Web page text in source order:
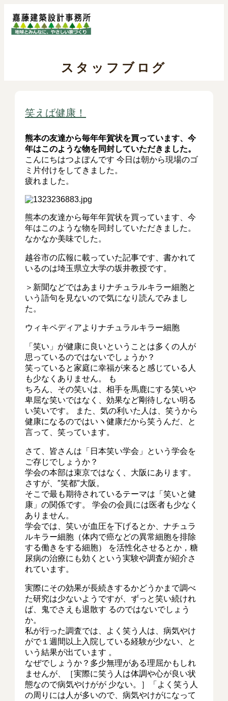
スタッフブログ
笑えば健康！
熊本の友達から毎年年賀状を買っています、今
年はこのような物を同封していただきました。
こんにちはつよぽんです 今日は朝から現場のゴ
ミ片付けをしてきました。
疲れました。
熊本の友達から毎年年賀状を買っています、今
年はこのような物を同封していただきました。
なかなか美味でした。
越谷市の広報に載っていた記事です、書かれて
いるのは埼玉県立大学の坂井教授です。
＞新聞などではあまりナチュラルキラー細胞と
いう語句を見ないので気になり読んでみまし
た。
ウィキペディアよりナチュラルキラー細胞
「笑い」が健康に良いということは多くの人が
思っているのではないでしょうか？
笑っていると家庭に幸福が来ると感じている人
も少なくありません。 も
ちろん、その笑いは、相手を馬鹿にする笑いや
卑屈な笑いではなく、効果など剛待しない明る
い笑いです。 また、気の利いた人は、笑うから
健康になるのではいヽ健康だから笑うんだ、と
言って、笑っています。
さて、皆さんは「日本笑い学会」という学会を
ご存じでしょうか？
学会の本部は束京ではなく、大阪にあります。
さすが、″笑都″大阪。
そこで最も期待されているテーマは「笑いと健
康」の関係です。 学会の会員には医者も少なく
ありません。
学会では、笑いが血圧を下げるとか、ナチュラ
ルキラー細胞（体内で癌などの異常細胞を排除
する働きをする細胞） を活性化させるとか，糖
尿病の治療にも効くという実験や調査が紹介さ
れています。
実際にその効果が長続きするかどうかまで調べ
た研究は少ないようですが、ずっと笑い続けれ
ば、鬼でさえも退散す るのではないでしょう
か。
私が行った調査では、よく笑う人は、病気やけ
がで１週間以上入院している経験が少ない、と
いう結果が出ています 。
なぜでしょうか？多少無理がある理屈かもしれ
ませんが、［実際に笑う人は体調や心が良い状
態なので病気やけがが 少ない。］「よく笑う人
の周りには人が多いので、病気やけがになって